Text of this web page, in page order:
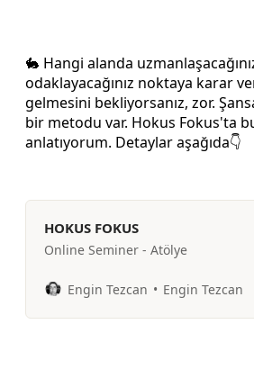
🐇 Hangi alanda
odaklayacağınız noktaya karar
gelmesini bekliyorsanız, zor.
bir metodu var. Hokus Fokus'ta
anlatıyorum. Detaylar aşağıda👇
HOKUS FOKUS
Online Seminer - Atölye
Engin Tezcan Engin Tezcan